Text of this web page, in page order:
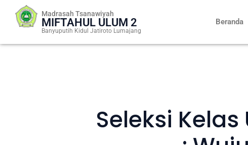
Beranda
Madrasah Tsanawiyah
MIFTAHUL ULUM 2
Banyuputih Kidul Jatiroto Lumajang
Seleksi